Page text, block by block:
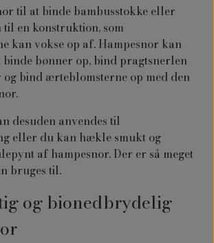
til at binde bambusstokke eller
til en konstruktion, som
kan vokse op af. Hampesnor kan
binde bønner op, bind pragtsnerlen
og bind ærteblomsterne op med den
desuden anvendes til
eller du kan hækle smukt og
af hampesnor. Der er så meget
bruges til.
og bionedbrydelig